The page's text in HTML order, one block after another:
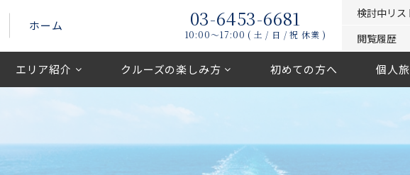
ホーム 03-6453-6681
10:00〜17:00 ( 土 / 日 / 祝 休業 )
検討中リス
閲覧履歴
エリア紹介 クルーズの楽しみ方 初めての方へ 個人